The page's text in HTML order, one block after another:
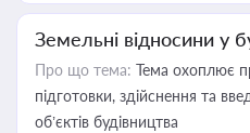
Земельні відносини у
Про що тема: Тема охоплює
підготовки, здійснення та
об’єктів будівництва